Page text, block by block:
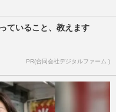
ていること、教えます
PR(合同会社デジタルファーム )